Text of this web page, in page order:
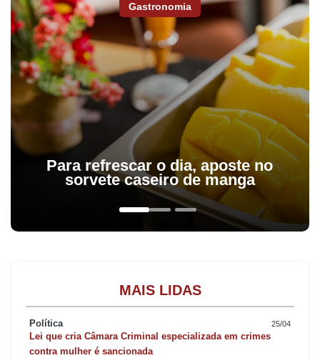
Gastronomia
Para refrescar o dia, aposte no
sorvete caseiro de manga
MAIS LIDAS
Política 25/04
Lei que cria Câmara Criminal especializada em crimes
contra mulher é sancionada